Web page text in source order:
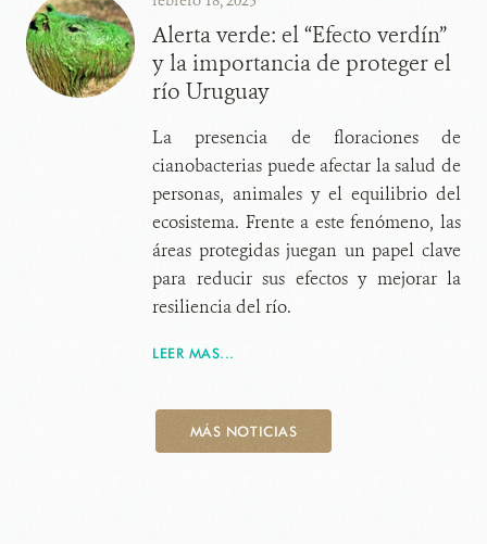
Alerta verde: el “Efecto verdín”
y la importancia de proteger el
río Uruguay
La presencia de floraciones de
cianobacterias puede afectar la salud de
personas, animales y el equilibrio del
ecosistema. Frente a este fenómeno, las
áreas protegidas juegan un papel clave
para reducir sus efectos y mejorar la
resiliencia del río.
LEER MAS...
MÁS NOTICIAS